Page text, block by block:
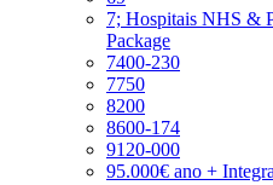
7; Hospitais NHS &
Package
7400-230
7750
8200
8600-174
9120-000
95.000€ ano +